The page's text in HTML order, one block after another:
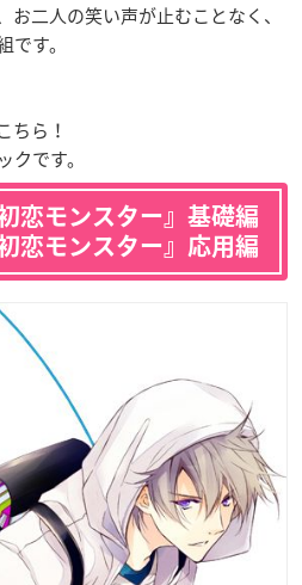
二人の笑い声が止むことなく、
す。
ちら！
です。
モンスター』基礎編
モンスター』応用編